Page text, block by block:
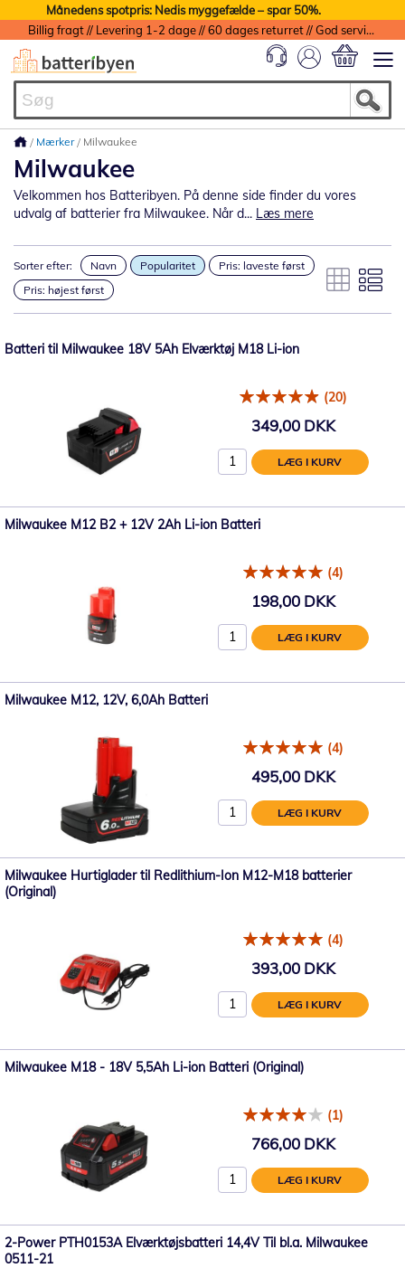
Månedens spotpris: Nedis myggefælde – spar 50%.
Billig fragt // Levering 1-2 dage // 60 dages returret // God service med garanti
Mærker Milwaukee
Milwaukee
Velkommen hos Batteribyen. På denne side finder du vores
udvalg af batterier fra Milwaukee. Når d... Læs mere
Sorter efter: Navn Popularitet
Pris: laveste først
Pris: højest først
Batteri til Milwaukee 18V 5Ah Elværktøj M18 Li-ion
(20)
349,00 DKK
LÆG I KURV
Milwaukee M12 B2 + 12V 2Ah Li-ion Batteri
(4)
198,00 DKK
LÆG I KURV
Milwaukee M12, 12V, 6,0Ah Batteri
(4)
495,00 DKK
LÆG I KURV
Milwaukee Hurtiglader til Redlithium-Ion M12-M18 batterier
(Original)
(4)
393,00 DKK
LÆG I KURV
Milwaukee M18 - 18V 5,5Ah Li-ion Batteri (Original)
(1)
766,00 DKK
LÆG I KURV
2-Power PTH0153A Elværktøjsbatteri 14,4V Til bl.a. Milwaukee
0511-21